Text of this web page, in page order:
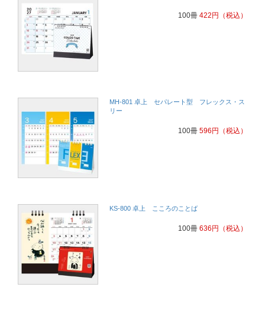
100冊 422 円 （税込）
MH-801 卓上 セパレート型 フレックス・ス
リー
100冊 596 円 （税込）
KS-800 卓上 こころのことば
100冊 636円 （税込）